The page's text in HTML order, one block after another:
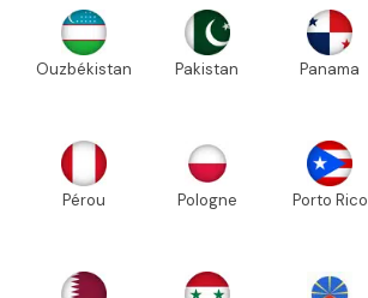
Ouzbékistan Pakistan Panama
Pérou Pologne Porto Rico